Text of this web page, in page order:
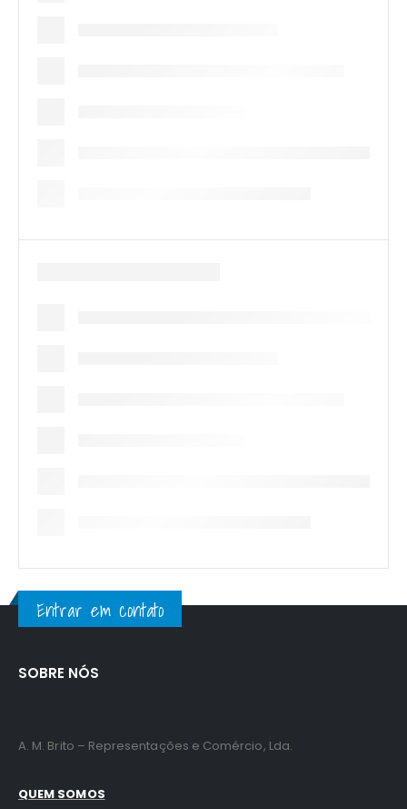
Entrar em contato
SOBRE NÓS
A. M. Brito – Representações e Comércio, Lda.
QUEM SOMOS